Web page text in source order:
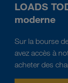
LOADS
moderne
Sur la bourse
avez accès à
acheter des